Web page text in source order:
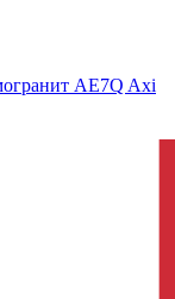
AE7Q Axi